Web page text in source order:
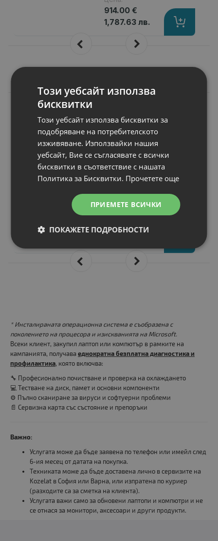
914.00 €
1,787.63 лв.
A
HMA84GR7MFR4N
RAM памет: 32GB RDIMM DDR4
Скенер вид: Dual Rank
Пренос на данни: 2400MT/s
Статус: A клас
Гаранция: 6 месеца
Цена:
161.00 €
* Инсталираната операционна система е съобразена с
поколението на процесора и изискванията на Microsoft.
Всеки клиент, закупил лаптоп или компютър в рамките на
кампанията, получава еднократна безплатна диагностика и
профилактика, която включва:
🔧 Професионално почистване и проверка на охлаждането
💻 Тестване на диск, памет и основни компоненти
⚙️ Пълно сканиране за вируси и софтуерни проблеми
📄 Сервизна карта със състояние и препоръки
Важно:
Услугата може да бъде заявена по телефон или имейл след
6-ия месец от датата на покупка.
Техниката може да бъде доставена лично в сервизите на
Kozelat в София или Варна, или изпратена по куриер
(разходите са за сметка на клиента).
Услугата важи само за обновени лаптопи и компютри и не
се отнася за монитори, аксесоари и други продукти.
Този уебсайт използва
бисквитки
Този уебсайт използва бисквитки за
подобряване на потребителското
изживяване. Използвайки нашия
уебсайт, Вие се съгласявате с всички
бисквитки в съответствие с нашата
Политика за Бисквитки. Прочетете още
ПРИЕМЕТЕ ВСИЧКИ
ПОКАЖЕТЕ ПОДРОБНОСТИ